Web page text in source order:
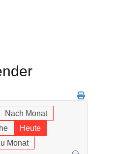
Nach Monat
Heute
Monat